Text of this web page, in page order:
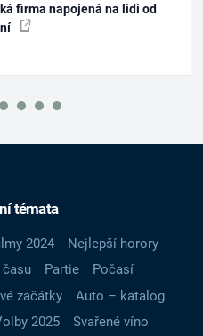
firma napojená na lidi od
témata
2024
Nejlepší horory
Partie
Počasí
začátky
Auto – katalog
2025
Svařené víno